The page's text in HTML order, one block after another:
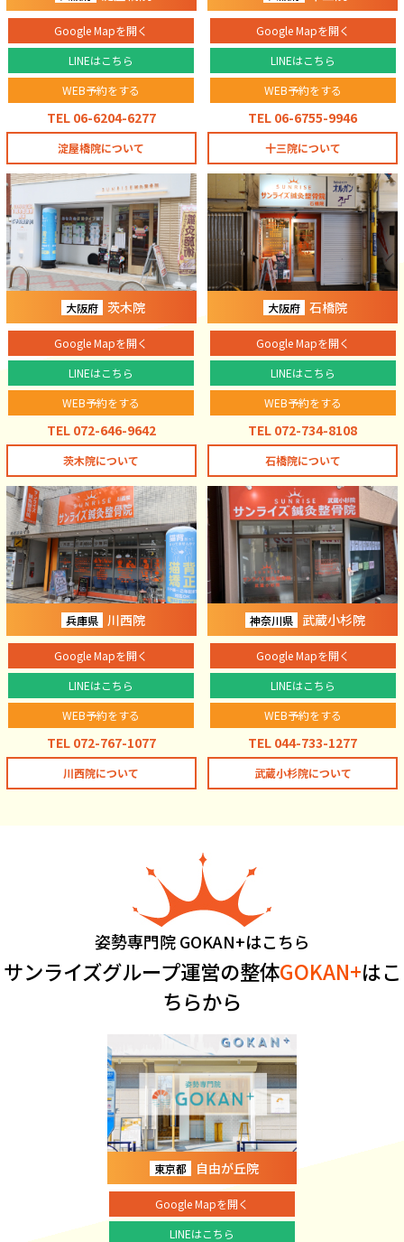
Google Mapを開く
LINEはこちら
WEB予約をする
TEL 06-6204-6277
淀屋橋院について
Google Mapを開く
LINEはこちら
WEB予約をする
TEL 06-6755-9946
十三院について
大阪府 茨木院
Google Mapを開く
LINEはこちら
WEB予約をする
TEL 072-646-9642
茨木院について
大阪府 石橋院
Google Mapを開く
LINEはこちら
WEB予約をする
TEL 072-734-8108
石橋院について
兵庫県 川西院
Google Mapを開く
LINEはこちら
WEB予約をする
TEL 072-767-1077
川西院について
神奈川県 武蔵小杉院
Google Mapを開く
LINEはこちら
WEB予約をする
TEL 044-733-1277
武蔵小杉院について
姿勢専門院 GOKAN+はこちら
サンライズグループ運営の整体GOKAN+はこ
ちらから
東京都 自由が丘院
Google Mapを開く
LINEはこちら